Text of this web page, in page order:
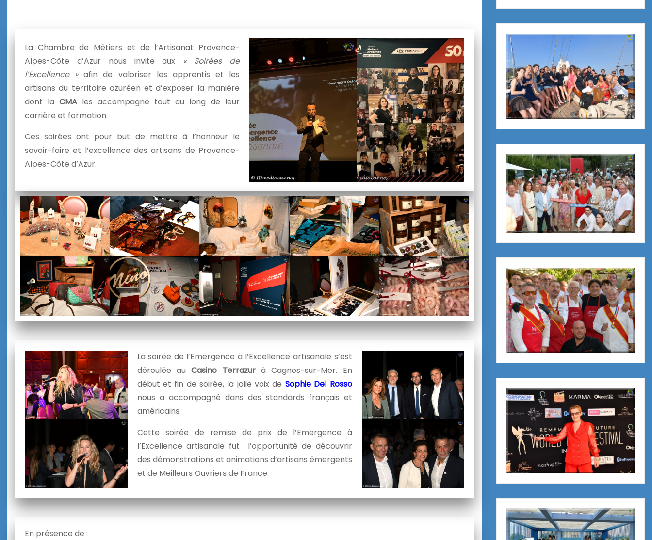
La Chambre de Métiers et de l’Artisanat Provence-
Alpes-Côte d’Azur nous invite aux « Soirées de
l’Excellence »afin de valoriser les apprentis et les
artisans du territoire azuréen et d’exposer la manière
dont la CMA les accompagne tout au long de leur
carrière et formation.
Ces soirées ont pour but de mettre à l’honneur le
savoir-faire et l’excellence des artisans de Provence-
Alpes-Côte d’Azur.
La soirée de l’Emergence à l’Excellence artisanale s’est
déroulée auCasino Terrazurà Cagnes-sur-Mer. En
début et fin de soirée, la jolie voix de Sophie Del Rosso
nous a accompagné dans des standards français et
américains.
Cette soirée de remise de prix de l’Emergence à
l’Excellence artisanale fut l’opportunité de découvrir
des démonstrations et animations d’artisans émergents
et de Meilleurs Ouvriers de France.
En présence de :